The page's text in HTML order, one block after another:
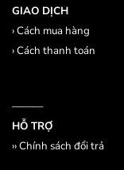
GIAO DỊCH
›Cách mua hàng
›Cách thanh toán
———
HỖ TRỢ
››Chính sách đổi trả